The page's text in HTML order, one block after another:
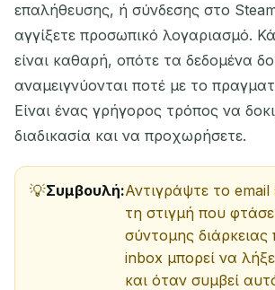
επαλήθευσης, ή σύνδεσης στο
αγγίξετε προσωπικό λογαριασμό.
είναι καθαρή, οπότε τα δεδομένα
αναμειγνύονται ποτέ με το
Είναι ένας γρήγορος τρόπος να
διαδικασία και να προχωρήσετε.
Συμβουλή:Αντιγράψτε το
τη στιγμή που
σύντομης
inbox μπορεί να
και όταν συμβεί